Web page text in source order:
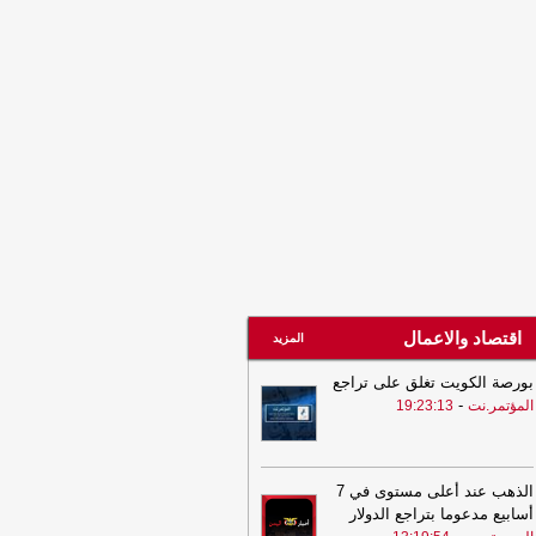
اقتصاد والاعمال المزيد
بورصة الكويت تغلق على تراجع
المؤتمر.نت -
19:23:13
الذهب عند أعلى مستوى في 7
أسابيع مدعوما بتراجع الدولار